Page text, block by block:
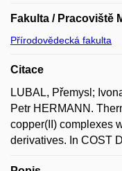
Fakulta / Pracoviště
Přírodovědecká fakulta
Citace
LUBAL, Přemysl;
Petr HERMANN.
copper(II) complexes
derivatives. In COST